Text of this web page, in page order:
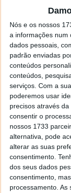
Nós e os nossos
a informações num
dados pessoais,
padrão enviadas
conteúdos
conteúdos,
serviços. Com a
poderemos usar
precisos através
consentir o
nossos 1733
alternativa, pode
alterar as suas
consentimento.
dos seus dados
consentimento,
processamento. As